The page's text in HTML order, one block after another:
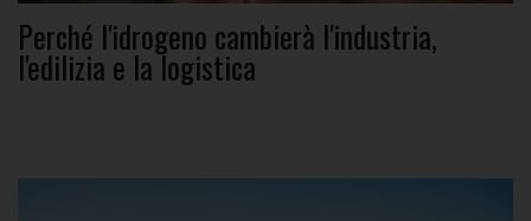
Perché l'idrogeno cambierà l'industria,
l'edilizia e la logistica